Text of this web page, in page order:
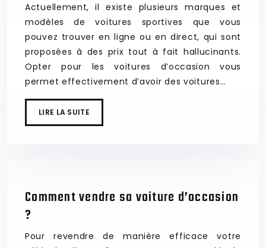
Actuellement, il existe plusieurs marques et
modèles de voitures sportives que vous
pouvez trouver en ligne ou en direct, qui sont
proposées à des prix tout à fait hallucinants.
Opter pour les voitures d’occasion vous
permet effectivement d’avoir des voitures…
LIRE LA SUITE
Comment vendre sa voiture d’occasion
?
Pour revendre de manière efficace votre